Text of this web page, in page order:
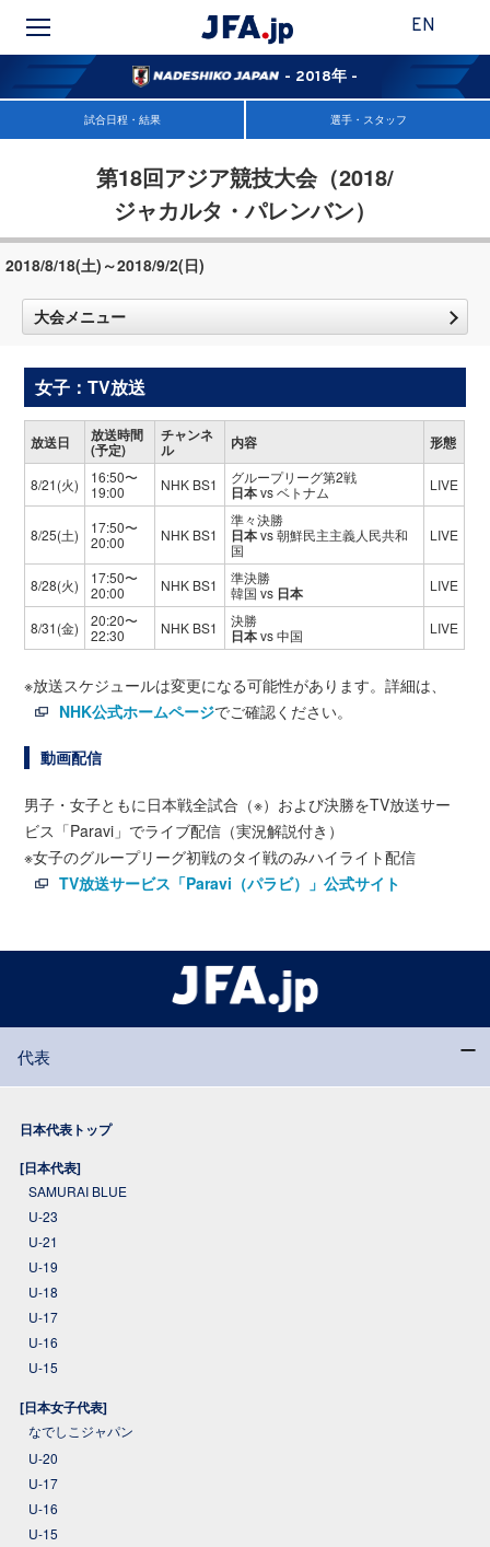
EN
- 2018年 -
試合日程・結果 選手・スタッフ
第18回アジア競技大会（2018/
ジャカルタ・パレンバン）
2018/8/18(土)～2018/9/2(日)
大会メニュー
女子：TV放送
放送日 放送時間
(予定)
チャンネ
ル 内容 形態
8/21(火)
16:50〜
19:00
NHK BS1 グループリーグ第2戦
日本vs ベトナム LIVE
8/25(土)
17:50〜
20:00
NHK BS1
準々決勝
日本vs 朝鮮民主主義人民共和
国
LIVE
8/28(火)
17:50〜
20:00
NHK BS1
準決勝
韓国 vs 日本 LIVE
8/31(金)
20:20〜
22:30
NHK BS1 決勝
日本vs 中国 LIVE
※放送スケジュールは変更になる可能性があります。詳細は、
NHK公式ホームページでご確認ください。
動画配信
男子・女子ともに日本戦全試合（※）および決勝をTV放送サー
ビス「Paravi」でライブ配信（実況解説付き）
※女子のグループリーグ初戦のタイ戦のみハイライト配信
TV放送サービス「Paravi（パラビ）」公式サイト
代表
日本代表トップ
[日本代表]
SAMURAI BLUE
U-23
U-21
U-19
U-18
U-17
U-16
U-15
[日本女子代表]
なでしこジャパン
U-20
U-17
U-16
U-15